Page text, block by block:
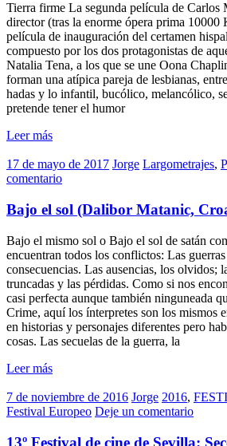
Tierra firme La segunda película de Carlos
director (tras la enorme ópera prima 10000
película de inauguración del certamen
compuesto por los dos protagonistas de
Natalia Tena, a los que se une Oona
forman una atípica pareja de lesbianas,
hadas y lo infantil, bucólico, melancólico,
pretende tener el humor
Leer más
17 de mayo de 2017 Jorge Largometrajes,
comentario
Bajo el sol (Dalibor Matanic,
Bajo el mismo sol o Bajo el sol de satán
encuentran todos los conflictos: Las
consecuencias. Las ausencias, los olvidos;
truncadas y las pérdidas. Como si nos
casi perfecta aunque también ninguneada
Crime, aquí los ínterpretes son los mismos
en historias y personajes diferentes pero
cosas. Las secuelas de la guerra, la
Leer más
7 de noviembre de 2016 Jorge 2016,
Festival Europeo Deje un comentario
13º Festival de cine de Sevilla: